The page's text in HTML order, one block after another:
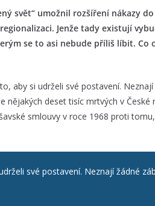
svět“ umožnil rozšíření nákazy
Jenže tady existují
se to asi nebude příliš líbit. Co
aby si udrželi své postavení. Neznají
nějakých deset tisíc mrtvých v České
smlouvy v roce 1968 proti
své postavení. Neznají žádné